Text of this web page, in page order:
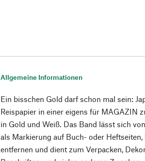
Allgemeine Informationen
Ein bisschen Gold darf schon mal sein:
Reispapier in einer eigens für MAGAZIN
in Gold und Weiß. Das Band lässt sich
als Markierung auf Buch- oder
entfernen und dient zum Verpacken,